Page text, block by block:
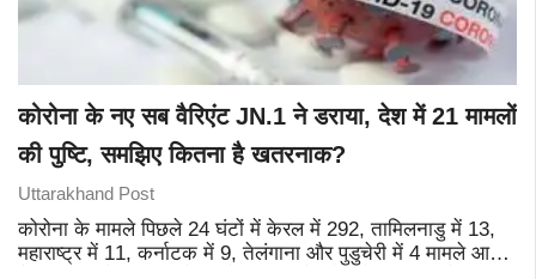
कोरोना के नए सब वैरिएंट JN.1 ने डराया, देश में 21 मामलों
की पुष्टि, समझिए कितना है खतरनाक?
Uttarakhand Post
कोरोना के मामले पिछले 24 घंटों में केरल में 292, तामिलनाडु में 13,
महाराष्ट्र में 11, कर्नाटक में 9, तेलंगाना और पुडुचेरी में 4 मामले आए